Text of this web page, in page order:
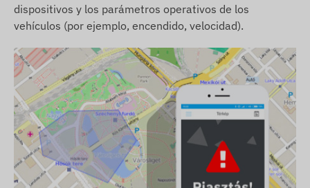
dispositivos y los parámetros operativos de los
vehículos (por ejemplo, encendido, velocidad).